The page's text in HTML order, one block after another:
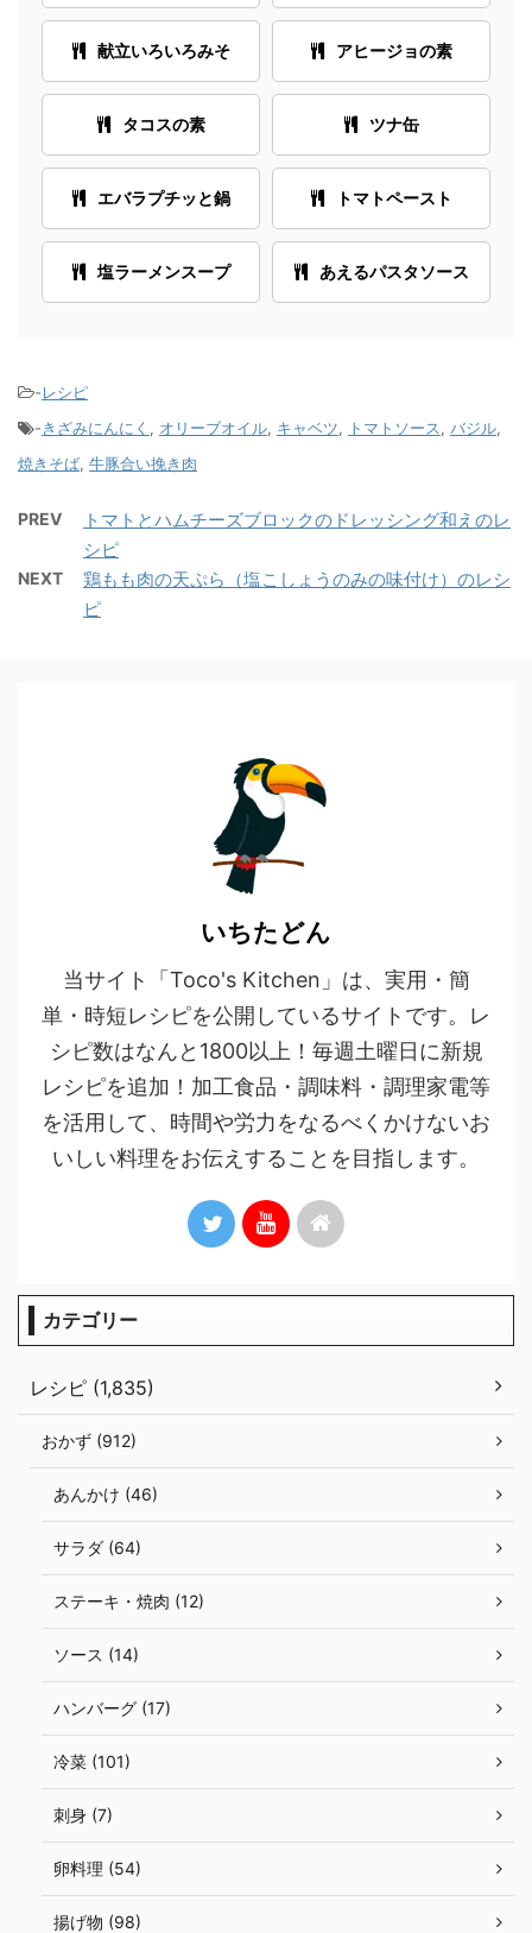
献立いろいろみそ アヒージョの素
タコスの素 ツナ缶
エバラプチッと鍋 トマトペースト
塩ラーメンスープ あえるパスタソース
-レシピ
-きざみにんにく , オリーブオイル, キャベツ, トマトソース, バジル,
焼きそば, 牛豚合い挽き肉
PREV
トマトとハムチーズブロックのドレッシング和えのレ
シピ
NEXT
鶏もも肉の天ぷら（塩こしょうのみの味付け）のレシ
ピ
いちたどん
当サイト「Toco's Kitchen」は、実用・簡
単・時短レシピを公開しているサイトです。レ
シピ数はなんと1800以上！毎週土曜日に新規
レシピを追加！加工食品・調味料・調理家電等
を活用して、時間や労力をなるべくかけないお
いしい料理をお伝えすることを目指します。
カテゴリー
レシピ (1,835)
おかず (912)
あんかけ (46)
サラダ (64)
ステーキ・焼肉 (12)
ソース (14)
ハンバーグ (17)
冷菜 (101)
刺身 (7)
卵料理 (54)
揚げ物 (98)